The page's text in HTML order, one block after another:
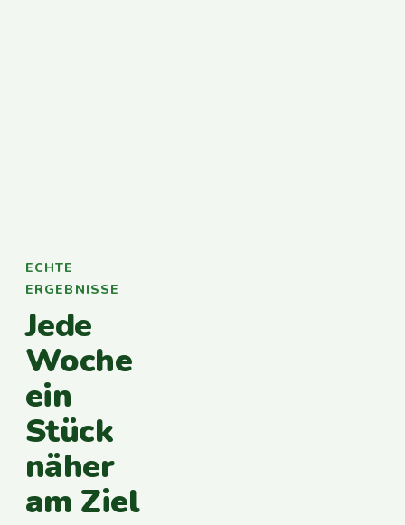
ECHTE
ERGEBNISSE
Jede
Woche
ein
Stück
näher
am Ziel